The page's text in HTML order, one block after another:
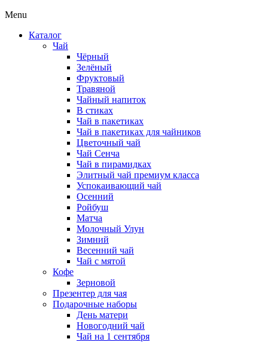
Menu
Каталог
Чай
Чёрный
Зелёный
Фруктовый
Травяной
Чайный напиток
В стиках
Чай в пакетиках
Чай в пакетиках для чайников
Цветочный чай
Чай Сенча
Чай в пирамидках
Элитный чай премиум класса
Успокаивающий чай
Осенний
Ройбуш
Матча
Молочный Улун
Зимний
Весенний чай
Чай с мятой
Кофе
Зерновой
Презентер для чая
Подарочные наборы
День матери
Новогодний чай
Чай на 1 сентября